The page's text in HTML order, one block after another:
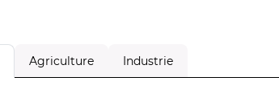
Agriculture Industrie